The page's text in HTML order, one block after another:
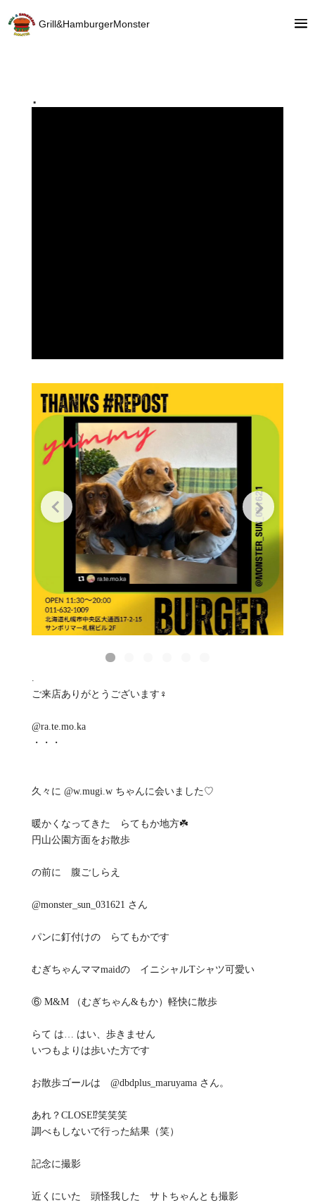
Grill&HamburgerMonster
.
.
ご来店ありがとうございます‍♀️
@ra.te.mo.ka
・・・
久々に @w.mugi.w ちゃんに会いました♡
暖かくなってきた らてもか地方☘️
円山公園方面をお散歩
の前に 腹ごしらえ
@monster_sun_031621 さん
パンに釘付けの らてもかです
むぎちゃんママmaidの イニシャルTシャツ可愛い
⑥ M&M （むぎちゃん&もか）軽快に散歩
らて は… はい、歩きません
いつもよりは歩いた方です
お散歩ゴールは @dbdplus_maruyama さん。
あれ？CLOSE⁉️笑笑笑
調べもしないで行った結果（笑）
記念に撮影
近くにいた 頭怪我した サトちゃんとも撮影